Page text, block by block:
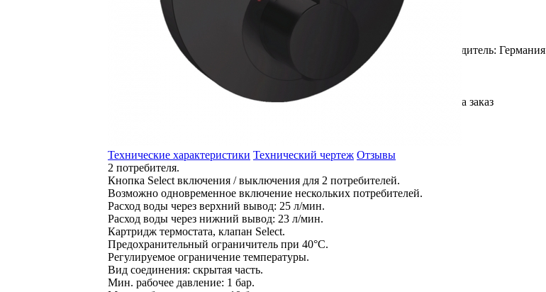
Страна производитель: Германия
На заказ
Технические характеристики Технический чертеж Отзывы
2 потребителя.
Кнопка Select включения / выключения для 2 потребителей.
Возможно одновременное включение нескольких потребителей.
Расход воды через верхний вывод: 25 л/мин.
Расход воды через нижний вывод: 23 л/мин.
Картридж термостата, клапан Select.
Предохранительный ограничитель при 40°C.
Регулируемое ограничение температуры.
Вид соединения: скрытая часть.
Мин. рабочее давление: 1 бар.